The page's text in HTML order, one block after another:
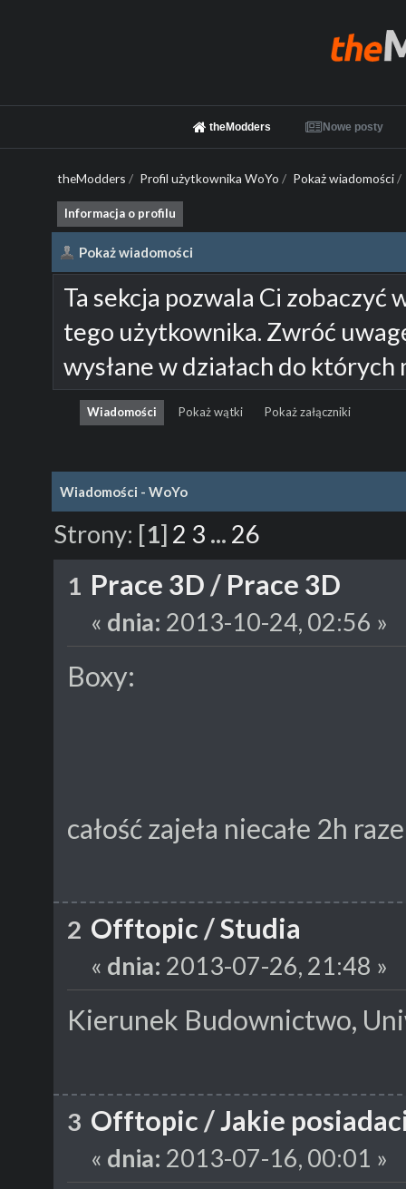
theModders Nowe posty
theModders / Profil użytkownika WoYo / Pokaż wiadomości/
Informacja o profilu
Pokaż wiadomości
Ta sekcja pozwala Ci zobaczyć
tego użytkownika. Zwróć
wysłane w działach do
Wiadomości Pokaż wątki Pokaż załączniki
Wiadomości - WoYo
Strony: [1] 2 3 ... 26
1 Prace 3D / Prace 3D
« dnia: 2013-10-24, 02:56 »
Boxy:
całość zajeła niecałe 2h
2 Offtopic /Studia
« dnia: 2013-07-26, 21:48 »
Kierunek Budownictwo,
3 Offtopic /Jakie
« dnia: 2013-07-16, 00:01 »